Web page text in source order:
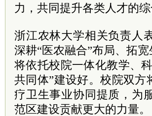
力，共同提升各类人才的
浙江农林大学相关负责人
深耕“医农融合”布局、拓
将依托校院一体化教学、
共同体”建设好。校院双
疗卫生事业协同提质，为
范区建设贡献更大的力量。